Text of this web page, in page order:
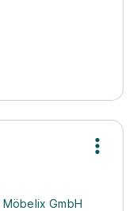
Möbelix GmbH